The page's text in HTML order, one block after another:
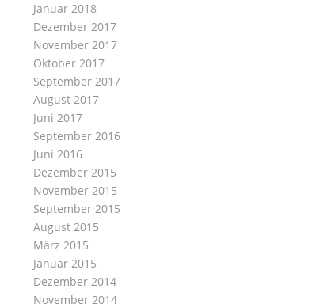
Januar 2018
Dezember 2017
November 2017
Oktober 2017
September 2017
August 2017
Juni 2017
September 2016
Juni 2016
Dezember 2015
November 2015
September 2015
August 2015
März 2015
Januar 2015
Dezember 2014
November 2014